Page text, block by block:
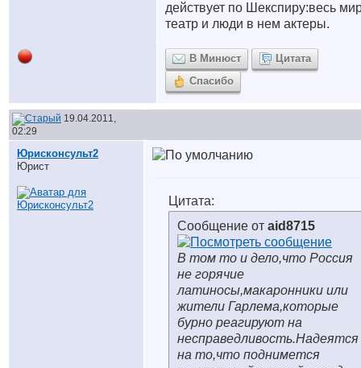
действует по Шекспиру:весь
театр и люди в нем актеры.
В Минюст
Цитата
Спасибо
19.04.2011,
02:29
Юрисконсульт2
Юрист
Цитата:
Сообщение от aid8715
В том то и дело,что Россия
не горячие
латиносы,макаронники или
жители Гарлема,которые
бурно реагируют на
несправедливость.Надеятся
на то,что поднимется